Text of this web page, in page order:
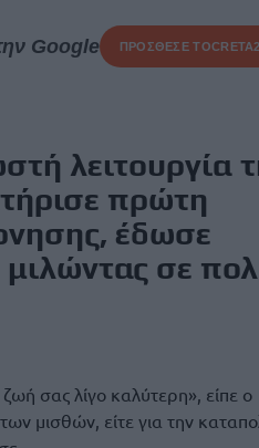
Google ΠΡΟΣΘΕΣΕ ΤΟ
λειτουργία
πρώτη
έδωσε
σε
σας λίγο καλύτερη», είπε ο
μισθών, είτε για την